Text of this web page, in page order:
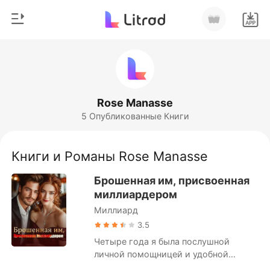
Скачать приложение
Оборотни
Рассказы
Миллиард
Рейтинг
Rose Manasse
5 Опубликованные Книги
Книги и Романы Rose Manasse
Брошенная им, присвоенная
миллиардером
Миллиард
3.5
Четыре года я была послушной
личной помощницей и удобной